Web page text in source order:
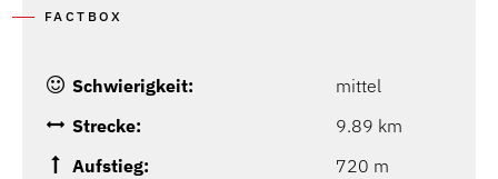
FACTBOX
Schwierigkeit:
mittel
Strecke:
9.89 km
Aufstieg:
720 m